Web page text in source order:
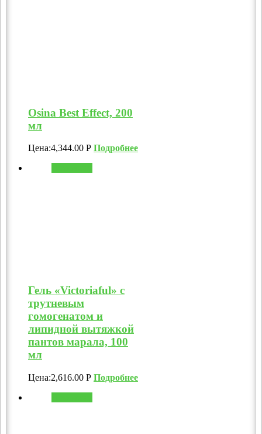
Osina Best Effect, 200
мл
Цена:4,344.00 Р Подробнее
Гель «Victoriaful» с
трутневым
гомогенатом и
липидной вытяжкой
пантов марала, 100
мл
Цена:2,616.00 Р Подробнее